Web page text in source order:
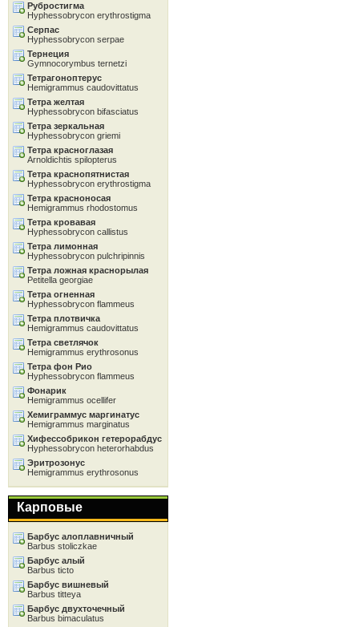
Рубростигма
Hyphessobrycon erythrostigma
Серпас
Hyphessobrycon serpae
Тернеция
Gymnocorymbus ternetzi
Тетрагоноптерус
Hemigrammus caudovittatus
Тетра желтая
Hyphessobrycon bifasciatus
Тетра зеркальная
Hyphessobrycon griemi
Тетра красноглазая
Arnoldichtis spilopterus
Тетра краснопятнистая
Hyphessobrycon erythrostigma
Тетра красноносая
Hemigrammus rhodostomus
Тетра кровавая
Hyphessobrycon callistus
Тетра лимонная
Hyphessobrycon pulchripinnis
Тетра ложная краснорылая
Petitella georgiae
Тетра огненная
Hyphessobrycon flammeus
Тетра плотвичка
Hemigrammus caudovittatus
Тетра светлячок
Hemigrammus erythrosonus
Тетра фон Рио
Hyphessobrycon flammeus
Фонарик
Hemigrammus ocellifer
Хемиграммус маргинатус
Hemigrammus marginatus
Хифессобрикон гетерорабдус
Hyphessobrycon heterorhabdus
Эритрозонус
Hemigrammus erythrosonus
Карповые
Барбус алоплавничный
Barbus stoliczkae
Барбус алый
Barbus ticto
Барбус вишневый
Barbus titteya
Барбус двухточечный
Barbus bimaculatus